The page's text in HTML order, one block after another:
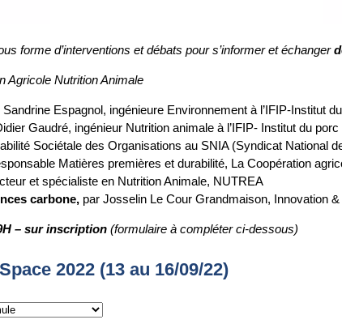
forme d’interventions et débats pour s’informer et échanger
Agricole Nutrition Animale
Sandrine Espagnol, ingénieure Environnement à l’IFIP-Institut
Gaudré, ingénieur Nutrition animale à l’IFIP- Institut du porc
Sociétale des Organisations au SNIA (Syndicat National
Matières premières et durabilité, La Coopération
et spécialiste en Nutrition Animale, NUTREA
carbone, par Josselin Le Cour Grandmaison, Innovation
– sur inscription (formulaire à compléter ci-dessous)
2022 (13 au 16/09/22)